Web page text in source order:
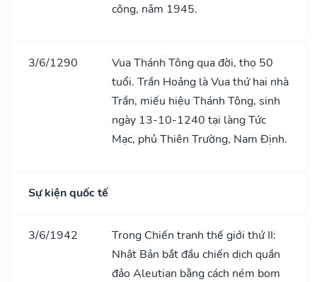
công, nǎm 1945.
3/6/1290
Vua Thánh Tông qua đời, thọ 50
tuổi. Trần Hoảng là Vua thứ hai nhà
Trần, miếu hiệu Thánh Tông, sinh
ngày 13-10-1240 tại làng Tức
Mạc, phủ Thiên Trường, Nam Định.
Sự kiện quốc tế
3/6/1942
Trong Chiến tranh thế giới thứ II:
Nhật Bản bắt đầu chiến dịch quần
đảo Aleutian bằng cách ném bom